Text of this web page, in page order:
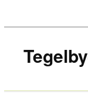
KONTAKT